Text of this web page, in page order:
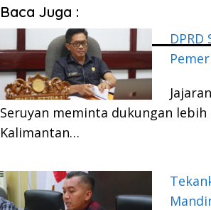
Baca Juga :
Seruyan meminta dukungan
Kalimantan…